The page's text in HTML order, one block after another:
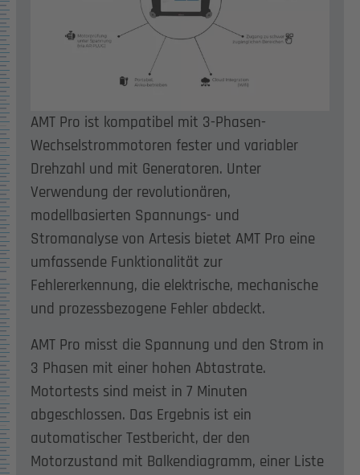
AMT Pro ist kompatibel mit 3-Phasen-
Wechselstrommotoren fester und variabler
Drehzahl und mit Generatoren. Unter
Verwendung der revolutionären,
modellbasierten Spannungs- und
Stromanalyse von Artesis bietet AMT Pro eine
umfassende Funktionalität zur
Fehlererkennung, die elektrische, mechanische
und prozessbezogene Fehler abdeckt.
AMT Pro misst die Spannung und den Strom in
3 Phasen mit einer hohen Abtastrate.
Motortests sind meist in 7 Minuten
abgeschlossen. Das Ergebnis ist ein
automatischer Testbericht, der den
Motorzustand mit Balkendiagramm, einer Liste